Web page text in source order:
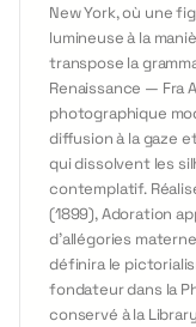
New York, où une
lumineuse à la
transpose la
Renaissance — Fra
photographique
diffusion à la gaze
qui dissolvent les
contemplatif.
(1899), Adoration
d'allégories
définira le
fondateur dans la
conservé à la